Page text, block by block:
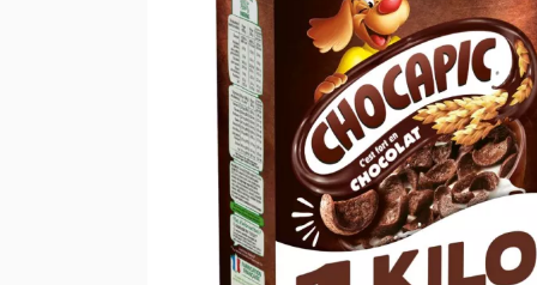
जैविक शारीरिक